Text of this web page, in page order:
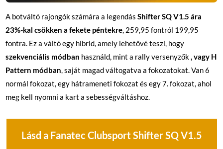
A botváltó rajongók számára a legendásShifter SQ V1.5 ára
23%-kal csökken a fekete péntekre , 259,95 fontról 199,95
fontra. Ez a váltó egy hibrid, amely lehetővé teszi, hogy
szekvenciális módban használd, mint a rally versenyzők , vagy H
Pattern módban , saját magad váltogatva a fokozatokat. Van 6
normál fokozat, egy hátrameneti fokozat és egy 7. fokozat, ahol
meg kell nyomni a kart a sebességváltáshoz.
Lásd a Fanatec Clubsport Shifter SQ V1.5